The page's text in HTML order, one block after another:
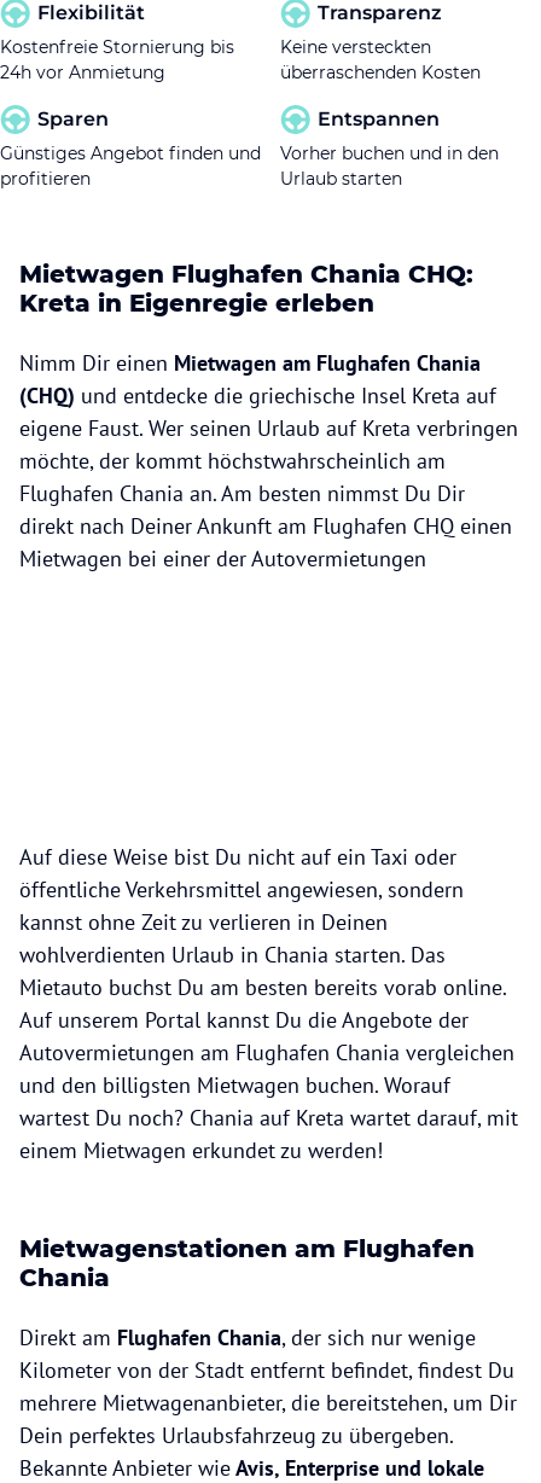
Flexibilität
Kostenfreie Stornierung bis
24h vor Anmietung
Transparenz
Keine versteckten
überraschenden Kosten
Sparen
Günstiges Angebot finden und
profitieren
Entspannen
Vorher buchen und in den
Urlaub starten
Mietwagen Flughafen Chania CHQ:
Kreta in Eigenregie erleben
Nimm Dir einen Mietwagen am Flughafen Chania
(CHQ) und entdecke die griechische Insel Kreta auf
eigene Faust. Wer seinen Urlaub auf Kreta verbringen
möchte, der kommt höchstwahrscheinlich am
Flughafen Chania an. Am besten nimmst Du Dir
direkt nach Deiner Ankunft am Flughafen CHQ einen
Mietwagen bei einer der Autovermietungen
Auf diese Weise bist Du nicht auf ein Taxi oder
öffentliche Verkehrsmittel angewiesen, sondern
kannst ohne Zeit zu verlieren in Deinen
wohlverdienten Urlaub in Chania starten. Das
Mietauto buchst Du am besten bereits vorab online.
Auf unserem Portal kannst Du die Angebote der
Autovermietungen am Flughafen Chania vergleichen
und den billigsten Mietwagen buchen. Worauf
wartest Du noch? Chania auf Kreta wartet darauf, mit
einem Mietwagen erkundet zu werden!
Mietwagenstationen am Flughafen
Chania
Direkt am Flughafen Chania, der sich nur wenige
Kilometer von der Stadt entfernt befindet, findest Du
mehrere Mietwagenanbieter, die bereitstehen, um Dir
Dein perfektes Urlaubsfahrzeug zu übergeben.
Bekannte Anbieter wieAvis, Enterprise und lokale